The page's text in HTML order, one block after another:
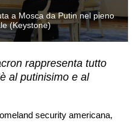
a Mosca da Putin nel pieno
(Keystone)
rappresenta tutto
al putinisimo e al
security americana,